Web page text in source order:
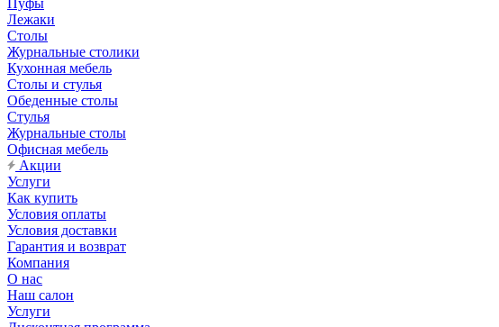
Пуфы
Лежаки
Столы
Журнальные столики
Кухонная мебель
Столы и стулья
Обеденные столы
Стулья
Журнальные столы
Офисная мебель
Акции
Услуги
Как купить
Условия оплаты
Условия доставки
Гарантия и возврат
Компания
О нас
Наш салон
Услуги